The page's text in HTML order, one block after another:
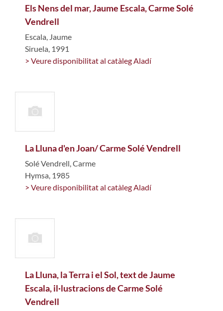
Els Nens del mar, Jaume Escala, Carme Solé
Vendrell
Escala, Jaume
Siruela, 1991
> Veure disponibilitat al catàleg Aladí
La Lluna d'en Joan/ Carme Solé Vendrell
Solé Vendrell, Carme
Hymsa, 1985
> Veure disponibilitat al catàleg Aladí
La Lluna, la Terra i el Sol, text de Jaume
Escala, il·lustracions de Carme Solé
Vendrell